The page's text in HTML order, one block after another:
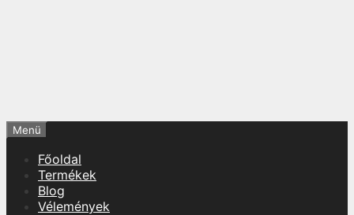
Menü
Főoldal
Termékek
Blog
Vélemények